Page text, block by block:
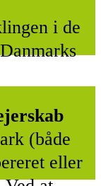
i de
(både
eller